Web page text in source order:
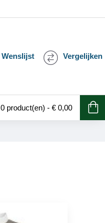
Wenslijst Vergelijken
0 product(en) - € 0,00